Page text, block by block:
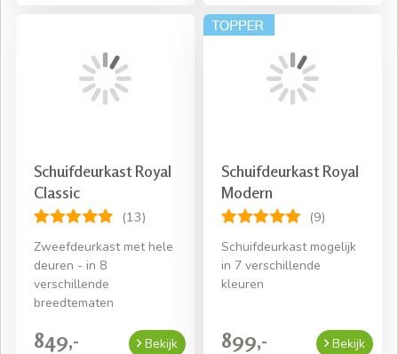
Schuifdeurkast Royal
Classic
(13)
Zweefdeurkast met hele
deuren - in 8
verschillende
breedtematen
849,- Bekijk
Schuifdeurkast Royal
Modern
(9)
Schuifdeurkast mogelijk
in 7 verschillende
kleuren
899,- Bekijk